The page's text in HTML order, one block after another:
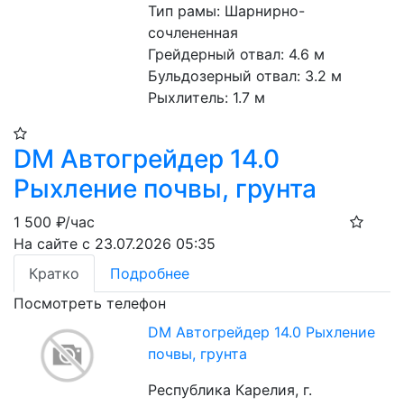
Тип рамы: Шарнирно-
сочлененная
Грейдерный отвал: 4.6 м
Бульдозерный отвал: 3.2 м
Рыхлитель: 1.7 м
DM Автогрейдер 14.0
Рыхление почвы, грунта
1 500 ₽/час
На сайте с 23.07.2026 05:35
Кратко
Подробнее
Посмотреть телефон
DM Автогрейдер 14.0 Рыхление
почвы, грунта
Республика Карелия, г.